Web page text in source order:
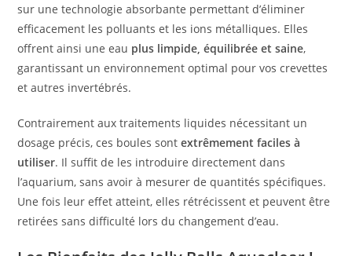
sur une technologie absorbante permettant d’éliminer
efficacement les polluants et les ions métalliques. Elles
offrent ainsi une eau plus limpide, équilibrée et saine,
garantissant un environnement optimal pour vos crevettes
et autres invertébrés.
Contrairement aux traitements liquides nécessitant un
dosage précis, ces boules sontextrêmement faciles à
utiliser. Il suffit de les introduire directement dans
l’aquarium, sans avoir à mesurer de quantités spécifiques.
Une fois leur effet atteint, elles rétrécissent et peuvent être
retirées sans difficulté lors du changement d’eau.